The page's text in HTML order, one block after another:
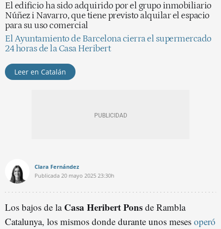
El edificio ha sido adquirido por el grupo inmobiliario
Núñez i Navarro, que tiene previsto alquilar el espacio
para su uso comercial
El Ayuntamiento de Barcelona cierra el supermercado
24 horas de la Casa Heribert
Leer en Catalán
Clara Fernández
Publicada 20 mayo 2025 23:30h
Los bajos de la Casa Heribert Pons de Rambla
Catalunya, los mismos donde durante unos meses operó